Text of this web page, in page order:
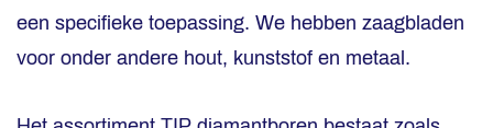
een specifieke toepassing. We hebben zaagbladen
voor onder andere hout, kunststof en metaal.